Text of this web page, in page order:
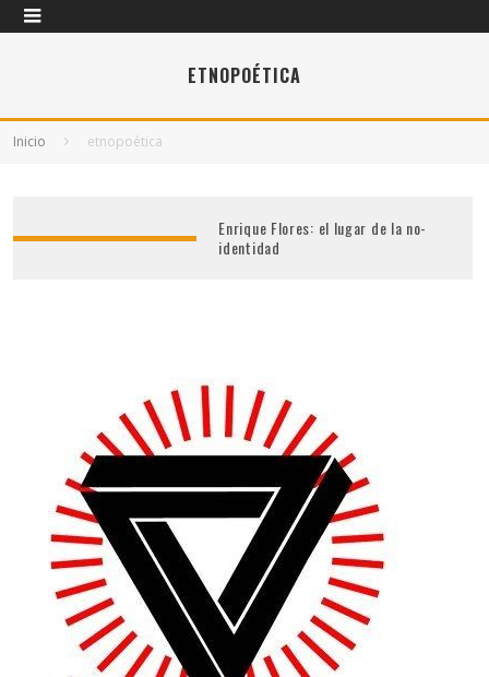
ETNOPOÉTICA
Inicio etnopoética
Enrique Flores: el lugar de la no-
identidad